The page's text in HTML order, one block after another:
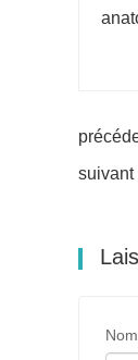
suivant
Nom